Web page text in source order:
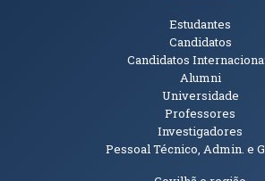
Estudantes
Candidatos
Candidatos
Alumni
Universidade
Professores
Investigadores
Pessoal Técnico, Admin. e